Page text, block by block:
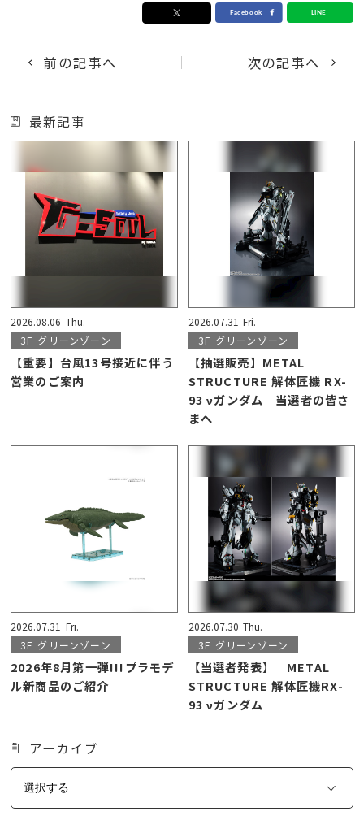
前の記事へ 次の記事へ
最新記事
2026.08.06 Thu.
3F グリーンゾーン
【重要】台風13号接近に伴う
営業のご案内
2026.07.31 Fri.
3F グリーンゾーン
【抽選販売】METAL
STRUCTURE 解体匠機 RX-
93 νガンダム 当選者の皆さ
まへ
2026.07.31 Fri.
3F グリーンゾーン
2026年8月第一弾!!!プラモデ
ル新商品のご紹介
2026.07.30 Thu.
3F グリーンゾーン
【当選者発表】 METAL
STRUCTURE 解体匠機RX-
93 νガンダム
アーカイブ